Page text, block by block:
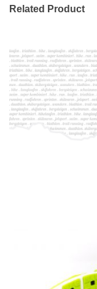
Related Product